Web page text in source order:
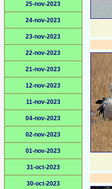
25-nov-2023
24-nov-2023
23-nov-2023
22-nov-2023
21-nov-2023
12-nov-2023
11-nov-2023
04-nov-2023
02-nov-2023
01-nov-2023
31-oct-2023
30-oct-2023